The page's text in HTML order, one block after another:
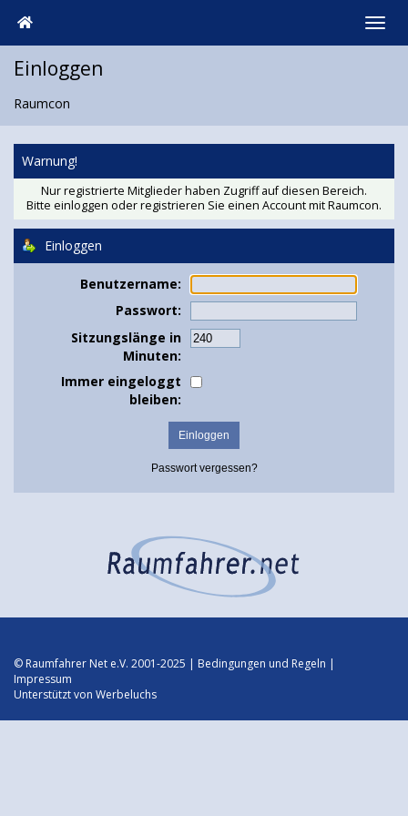
Einloggen
Raumcon
Warnung!
Nur registrierte Mitglieder haben Zugriff auf diesen Bereich.
Bitte einloggen oderregistrieren Sie einen Accountmit Raumcon.
Einloggen
Benutzername:
Passwort:
Sitzungslänge in
Minuten:
Immer eingeloggt
bleiben:
Passwort vergessen?
© Raumfahrer Net e.V. 2001-2025 | Bedingungen und Regeln
Impressum
Unterstützt von Werbeluchs